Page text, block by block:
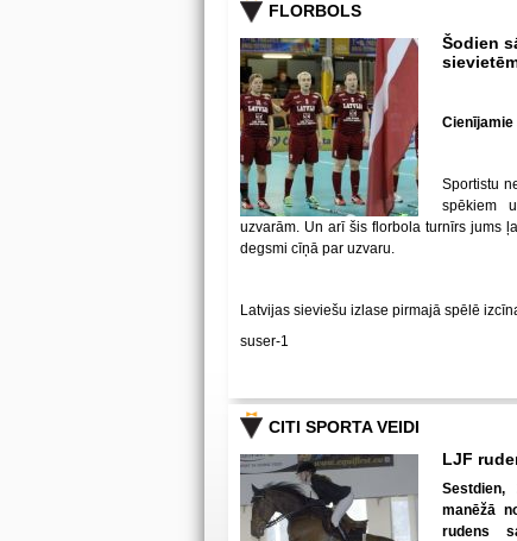
FLORBOLS
Šodien
Cienījamie
Sportistu
spēkiem
uzvarām. Un arī šis florbola turnīrs jums
degsmi cīņā par uzvaru.
Latvijas sieviešu izlase pirmajā spēlē
suser-1
CITI SPORTA VEIDI
LJF
manēžā
rudens